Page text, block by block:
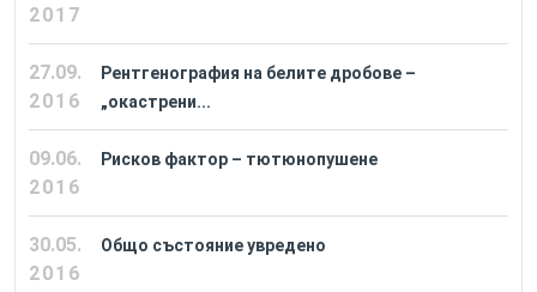
2017
27.09.
2016
Рентгенография на белите дробове –
„окастрени...
09.06.
2016
Рисков фактор – тютюнопушене
30.05.
2016
Общо състояние увредено